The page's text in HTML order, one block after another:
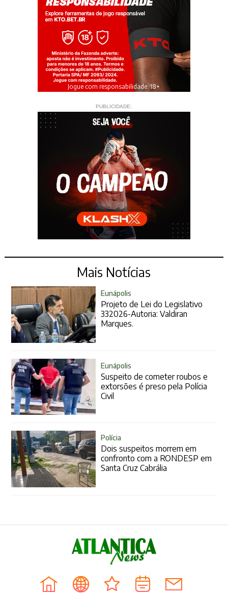
Jogue com responsabilidade. 18+
PUBLICIDADE:
Mais Notícias
Eunápolis
Projeto de Lei do Legislativo
332026-Autoria: Valdiran
Marques.
Eunápolis
Suspeito de cometer roubos e
extorsões é preso pela Polícia
Civil
Polícia
Dois suspeitos morrem em
confronto com a RONDESP em
Santa Cruz Cabrália